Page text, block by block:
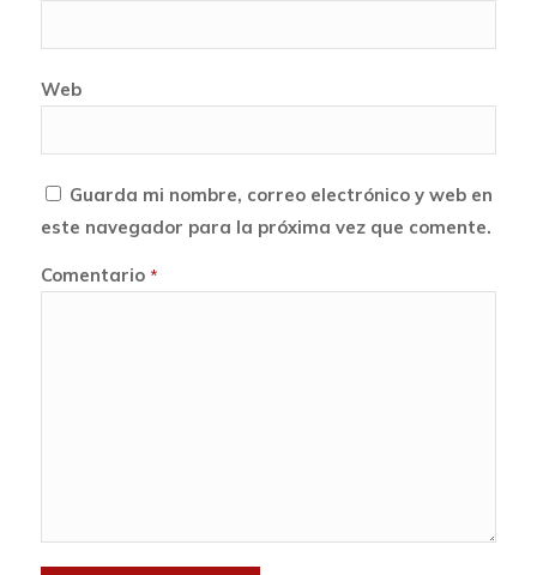
Web
Guarda mi nombre, correo electrónico y web en
este navegador para la próxima vez que comente.
Comentario *